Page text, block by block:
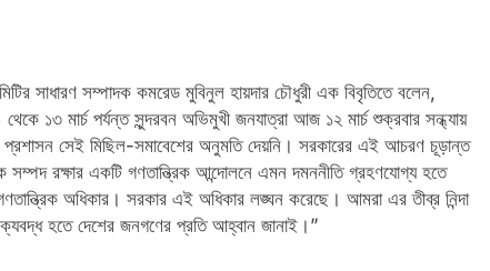
সাধারণ সম্পাদক কমরেড মুবিনুল হায়দার চৌধুরী এক বিবৃতিতে বলেন,
থেকে ১৩ মার্চ পর্যন্ত সুন্দরবন অভিমুখী জনযাত্রা আজ ১২ মার্চ শুক্রবার সন্ধ্যায়
সেই মিছিল-সমাবেশের অনুমতি দেয়নি। সরকারের এই আচরণ চূড়ান্ত
সম্পদ রক্ষার একটি গণতান্ত্রিক আন্দোলনে এমন দমননীতি গ্রহণযোগ্য হতে
অধিকার। সরকার এই অধিকার লঙ্ঘন করেছে। আমরা এর তীব্র নিন্দা
হতে দেশের জনগণের প্রতি আহ্বান জানাই।”